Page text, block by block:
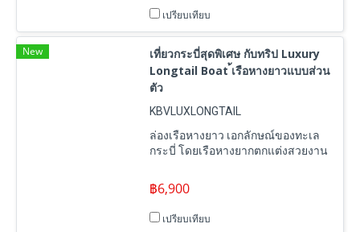
เปรียบเทียบ
New
เที่ยวกระบี่สุดพิเศษ กับทริป Luxury
Longtail Boat ้เรือหางยาวแบบส่วน
ตัว
KBVLUXLONGTAIL
ล่องเรือหางยาว เอกลักษณ์ของทะเล
กระบี่ โดยเรือหางยากตกแต่งสวยงาน
หารกลางวัน
฿6,900
เปรียบเทียบ